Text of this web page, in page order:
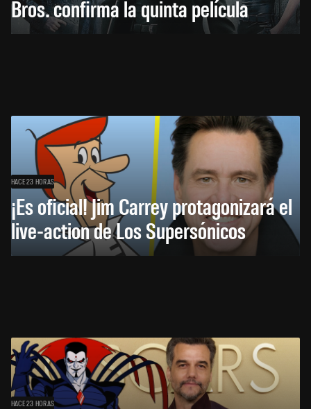
Bros. confirma la quinta película
HACE 23 HORAS
¡Es oficial! Jim Carrey protagonizará el
live-action de Los Supersónicos
HACE 23 HORAS